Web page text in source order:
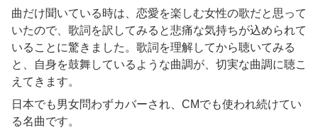
曲だけ聞いている時は、恋愛を楽しむ女性の歌だと思って
いたので、歌詞を訳してみると悲痛な気持ちが込められて
いることに驚きました。歌詞を理解してから聴いてみる
と、自身を鼓舞しているような曲調が、切実な曲調に聴こ
えてきます。
日本でも男女問わずカバーされ、CMでも使われ続けてい
る名曲です。